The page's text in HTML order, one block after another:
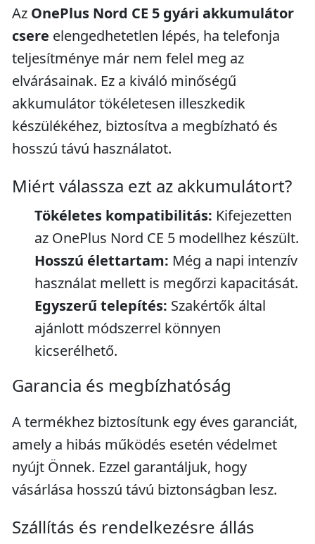
Az OnePlus Nord CE 5 gyári akkumulátor
csere elengedhetetlen lépés, ha telefonja
teljesítménye már nem felel meg az
elvárásainak. Ez a kiváló minőségű
akkumulátor tökéletesen illeszkedik
készülékéhez, biztosítva a megbízható és
hosszú távú használatot.
Miért válassza ezt az akkumulátort?
Tökéletes kompatibilitás: Kifejezetten
az OnePlus Nord CE 5 modellhez készült.
Hosszú élettartam: Még a napi intenzív
használat mellett is megőrzi kapacitását.
Egyszerű telepítés: Szakértők által
ajánlott módszerrel könnyen
kicserélhető.
Garancia és megbízhatóság
A termékhez biztosítunk egy éves garanciát,
amely a hibás működés esetén védelmet
nyújt Önnek. Ezzel garantáljuk, hogy
vásárlása hosszú távú biztonságban lesz.
Szállítás és rendelkezésre állás